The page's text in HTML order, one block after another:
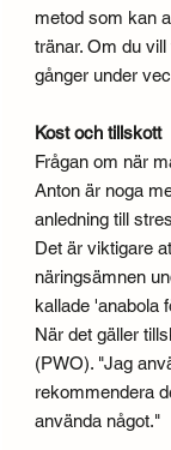
metod som kan
tränar. Om du
gånger under
Kost och tillskott
Frågan om när
Anton är noga
anledning till
Det är viktigare
näringsämnen
kallade 'anabola
När det gäller
(PWO). "Jag
rekommendera
använda något."